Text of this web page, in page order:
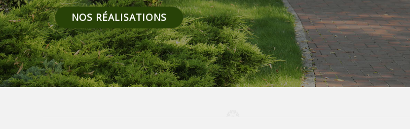
NOS RÉALISATIONS